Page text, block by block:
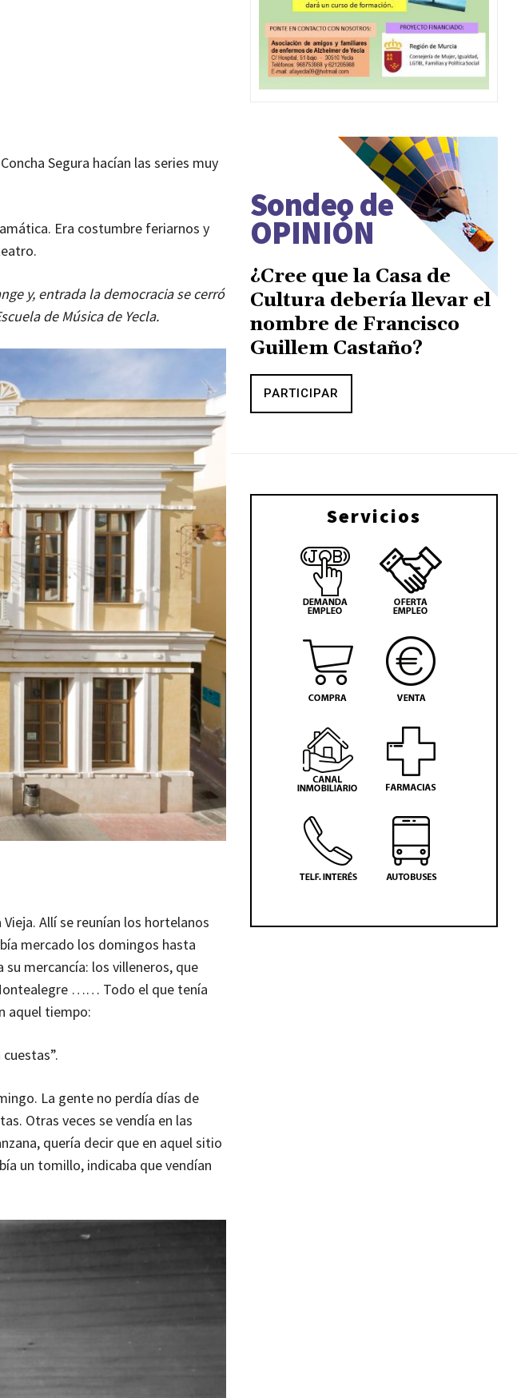
Segura hacían las series muy
Era costumbre feriarnos y
y, entrada la democracia se cerró
de Música de Yecla.
Allí se reunían los hortelanos
mercado los domingos hasta
mercancía: los villeneros, que
…… Todo el que tenía
aquel tiempo:
La gente no perdía días de
Otras veces se vendía en las
quería decir que en aquel sitio
un tomillo, indicaba que vendían
Sondeo de
OPINIÓN
¿Cree que la Casa de
Cultura debería llevar el
nombre de Francisco
Guillem Castaño?
PARTICIPAR
Servicios